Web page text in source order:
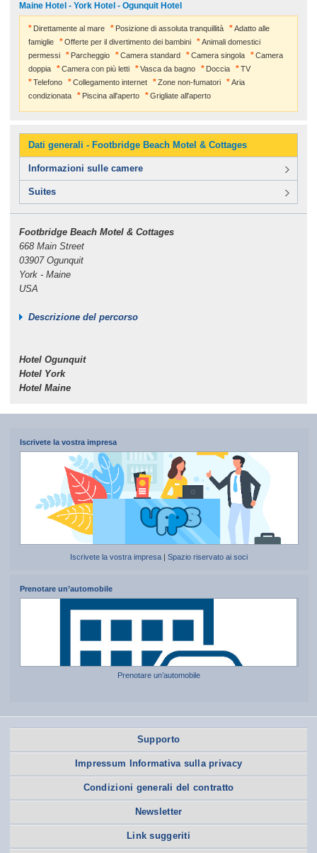
Maine Hotel - York Hotel - Ogunquit Hotel
Direttamente al mare Posizione di assoluta tranquillità
Adatto alle
famiglie
Offerte per il divertimento dei bambini
Animali domestici
permessi
Parcheggio Camera standard Camera singola
Camera
doppia
Camera con più letti Vasca da bagno Doccia
TV
Telefono
Collegamento internet Zone non-fumatori
Aria
condizionata
Piscina all'aperto Grigliate all'aperto
Dati generali - Footbridge Beach Motel & Cottages
Informazioni sulle camere
Suites
Footbridge Beach Motel & Cottages
668 Main Street
03907 Ogunquit
York - Maine
USA
Descrizione del percorso
Hotel Ogunquit
Hotel York
Hotel Maine
Iscrivete la vostra impresa
Iscrivete la vostra impresa |Spazio riservato ai soci
Prenotare un’automobile
Prenotare un’automobile
Supporto
Impressum Informativa sulla privacy
Condizioni generali del contratto
Newsletter
Link suggeriti